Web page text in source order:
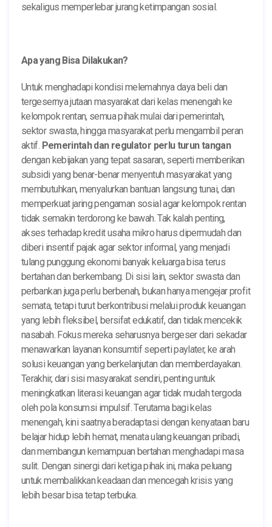
sekaligus memperlebar jurang ketimpangan sosial.
Apa yang Bisa Dilakukan?
Untuk menghadapi kondisi melemahnya daya beli dan
tergesernya jutaan masyarakat dari kelas menengah ke
kelompok rentan, semua pihak mulai dari pemerintah,
sektor swasta, hingga masyarakat perlu mengambil peran
aktif. Pemerintah dan regulator perlu turun tangan
dengan kebijakan yang tepat sasaran, seperti memberikan
subsidi yang benar-benar menyentuh masyarakat yang
membutuhkan, menyalurkan bantuan langsung tunai, dan
memperkuat jaring pengaman sosial agar kelompok rentan
tidak semakin terdorong ke bawah. Tak kalah penting,
akses terhadap kredit usaha mikro harus dipermudah dan
diberi insentif pajak agar sektor informal, yang menjadi
tulang punggung ekonomi banyak keluarga bisa terus
bertahan dan berkembang. Di sisi lain, sektor swasta dan
perbankan juga perlu berbenah, bukan hanya mengejar profit
semata, tetapi turut berkontribusi melalui produk keuangan
yang lebih fleksibel, bersifat edukatif, dan tidak mencekik
nasabah. Fokus mereka seharusnya bergeser dari sekadar
menawarkan layanan konsumtif seperti paylater, ke arah
solusi keuangan yang berkelanjutan dan memberdayakan.
Terakhir, dari sisi masyarakat sendiri, penting untuk
meningkatkan literasi keuangan agar tidak mudah tergoda
oleh pola konsumsi impulsif. Terutama bagi kelas
menengah, kini saatnya beradaptasi dengan kenyataan baru
belajar hidup lebih hemat, menata ulang keuangan pribadi,
dan membangun kemampuan bertahan menghadapi masa
sulit. Dengan sinergi dari ketiga pihak ini, maka peluang
untuk membalikkan keadaan dan mencegah krisis yang
lebih besar bisa tetap terbuka.